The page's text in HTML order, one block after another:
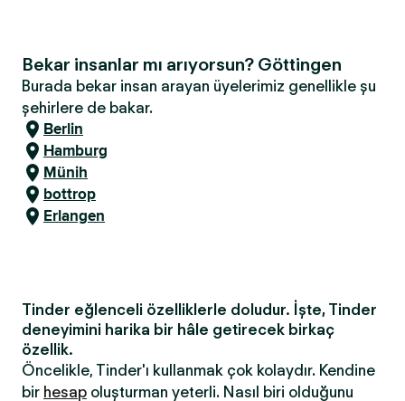
Bekar insanlar mı arıyorsun? Göttingen
Burada bekar insan arayan üyelerimiz genellikle şu
şehirlere de bakar.
Berlin
Hamburg
Münih
bottrop
Erlangen
Tinder eğlenceli özelliklerle doludur. İşte, Tinder
deneyimini harika bir hâle getirecek birkaç
özellik.
Öncelikle, Tinder'ı kullanmak çok kolaydır. Kendine
bir hesap oluşturman yeterli. Nasıl biri olduğunu